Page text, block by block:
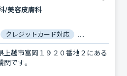
/美容皮膚科
クレジットカード対応 電子マネー対応
上越市富岡１９２０番地２にある
関です。